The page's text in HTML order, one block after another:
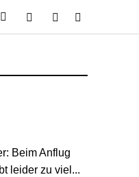
Beim Anflug
leider zu viel...